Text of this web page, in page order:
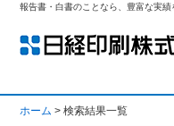
報告書・白書のことなら、豊富な実績
ホーム > 検索結果一覧